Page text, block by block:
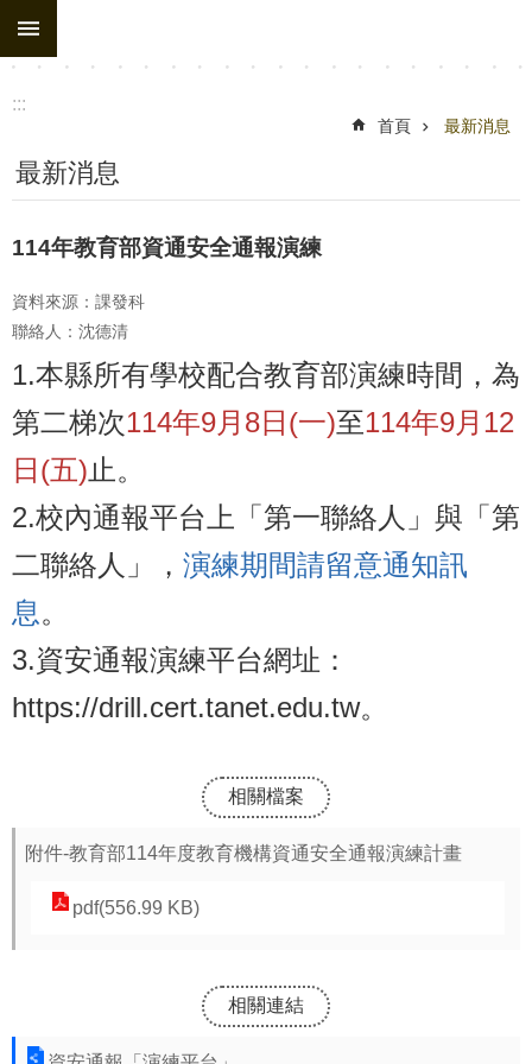
跳到主要內容區塊
:::
首頁 最新消息
最新消息
114年教育部資通安全通報演練
資料來源：課發科
聯絡人：沈德清
1.本縣所有學校配合教育部演練時間，為
第二梯次114年9月8日(一)至114年9月12
日(五) 止。
2.校內通報平台上「第一聯絡人」與「第
二聯絡人」， 演練期間請留意通知訊
息。
3.資安通報演練平台網址：
https://drill.cert.tanet.edu.tw。
相關檔案
附件-教育部114年度教育機構資通安全通報演練計畫
pdf(556.99 KB)
相關連結